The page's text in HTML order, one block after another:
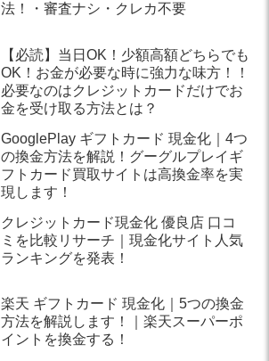
法！・審査ナシ・クレカ不要
【必読】当日OK！少額高額どちらでも
OK！お金が必要な時に強力な味方！！
必要なのはクレジットカードだけでお
金を受け取る方法とは？
GooglePlay ギフトカード 現金化｜4つ
の換金方法を解説！グーグルプレイギ
フトカード買取サイトは高換金率を実
現します！
クレジットカード現金化 優良店 口コ
ミを比較リサーチ｜現金化サイト人気
ランキングを発表！
楽天 ギフトカード 現金化｜5つの換金
方法を解説します！｜楽天スーパーポ
イントを換金する！